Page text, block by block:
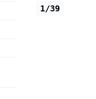
1/39